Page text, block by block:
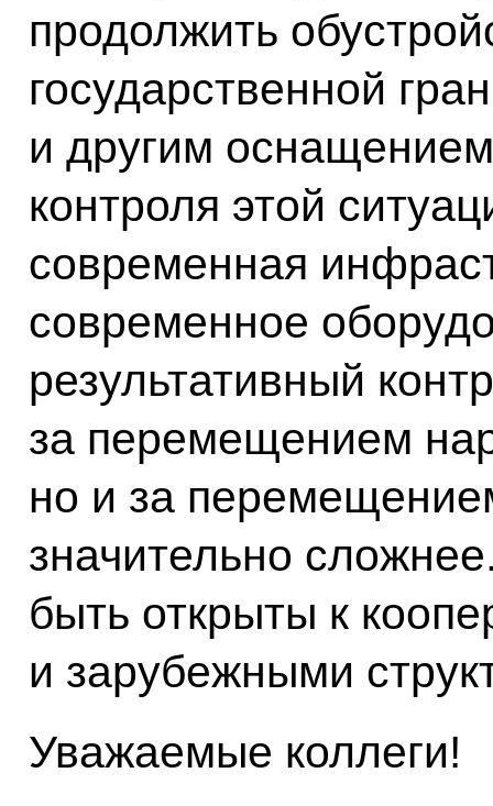
продолжить
государственной
и другим
контроля этой
современная
современное
результативный
за перемещением
но и за
значительно
быть открыты к
и зарубежными
Уважаемые коллеги!